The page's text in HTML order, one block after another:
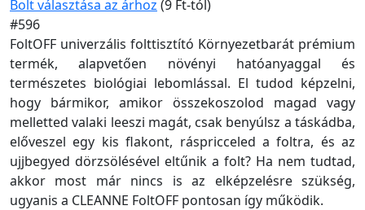
Bolt választása az árhoz (9 Ft-tól)
#596
FoltOFF univerzális folttisztító Környezetbarát prémium
termék, alapvetően növényi hatóanyaggal és
természetes biológiai lebomlással. El tudod képzelni,
hogy bármikor, amikor összekoszolod magad vagy
melletted valaki leeszi magát, csak benyúlsz a táskádba,
előveszel egy kis flakont, ráspricceled a foltra, és az
ujjbegyed dörzsölésével eltűnik a folt? Ha nem tudtad,
akkor most már nincs is az elképzelésre szükség,
ugyanis a CLEANNE FoltOFF pontosan így működik.